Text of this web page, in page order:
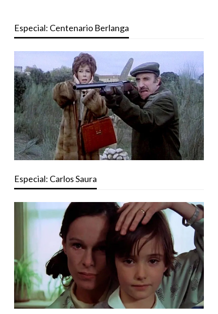
Especial: Centenario Berlanga
Especial: Carlos Saura